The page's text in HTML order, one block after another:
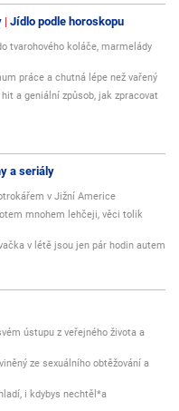
Jídlo podle horoskopu
tvarohového koláče, marmelády
práce a chutná lépe než vařený
a geniální způsob, jak zpracovat
a seriály
v Jižní Americe
mnohem lehčeji, věci tolik
v létě jsou jen pár hodin autem
ústupu z veřejného života a
ze sexuálního obtěžování a
i kdybys nechtěl*a